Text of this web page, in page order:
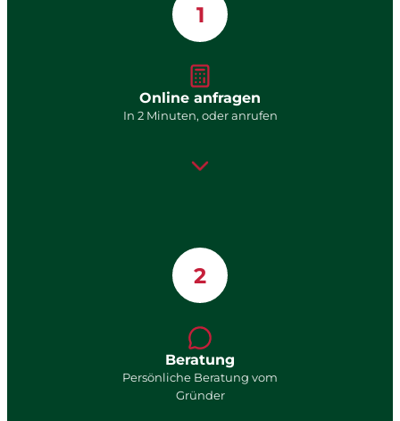
1
Online anfragen
In 2 Minuten, oder anrufen
2
Beratung
Persönliche Beratung vom
Gründer